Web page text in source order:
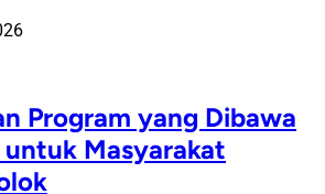
Program yang Dibawa
untuk Masyarakat